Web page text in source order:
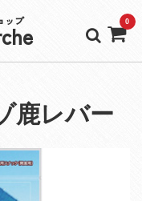
ップ 0
鹿レバー